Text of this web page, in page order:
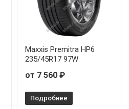
Maxxis Premitra HP6
235/45R17 97W
от 7 560 ₽
Подробнее